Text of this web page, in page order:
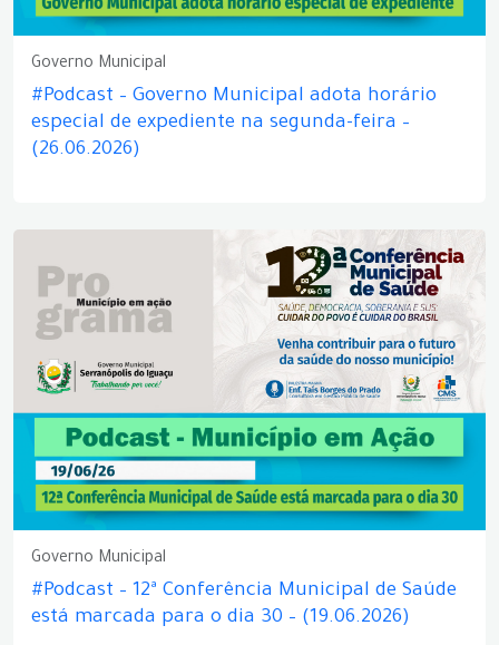
Governo Municipal
#Podcast – Governo Municipal adota horário
especial de expediente na segunda-feira –
(26.06.2026)
Governo Municipal
#Podcast – 12ª Conferência Municipal de Saúde
está marcada para o dia 30 – (19.06.2026)